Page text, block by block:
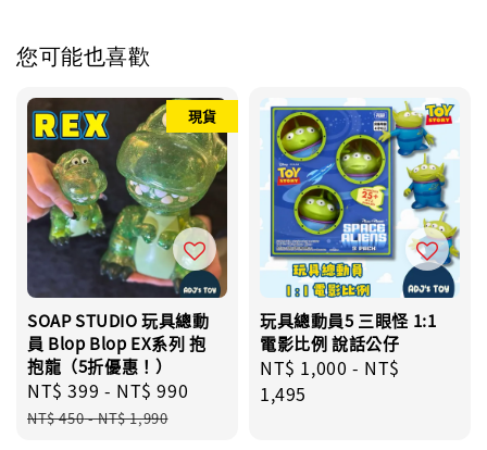
您可能也喜歡
現貨
SOAP STUDIO 玩具總動
員 Blop Blop EX系列 抱
抱龍（5折優惠！）
Sale
price
NT$ 399 - NT$ 990
Regular
NT$ 450-NT$ 1,990
玩具總動員5 三眼怪 1:1
電影比例 說話公仔
Regular
price
NT$ 1,000 - NT$
1,495